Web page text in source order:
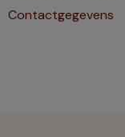
Contactgegevens